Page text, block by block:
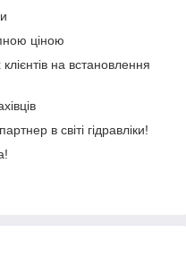
ціною
на встановлення
в світі гідравліки!